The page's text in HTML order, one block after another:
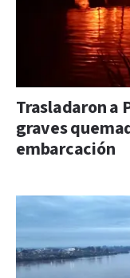
Trasladaron a
graves
embarcación